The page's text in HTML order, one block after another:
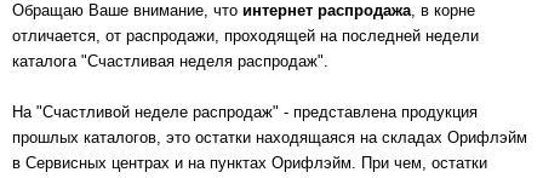
Обращаю Ваше внимание, что интернет распродажа, в корне
отличается, от распродажи, проходящей на последней недели
каталога "Счастливая неделя распродаж".
На "Счастливой неделе распродаж" - представлена продукция
прошлых каталогов, это остатки находящаяся на складах Орифлэйм
в Сервисных центрах и на пунктах Орифлэйм. При чем, остатки